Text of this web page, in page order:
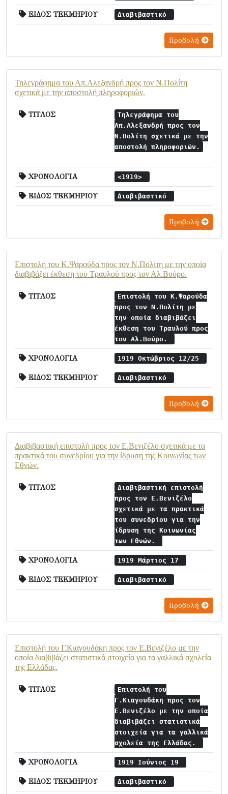
ΕΙΔΟΣ ΤΕΚΜΗΡΙΟΥ Διαβιβαστικό
Προβολή
Τηλεγράφημα του Απ.Αλεξανδρή προς τον Ν.Πολίτη
σχετικά με την αποστολή πληροφοριών.
ΤΙΤΛΟΣ
Τηλεγράφημα του
Απ.Αλεξανδρή προς τον
Ν.Πολίτη σχετικά με την
αποστολή πληροφοριών.
ΧΡΟΝΟΛΟΓΙΑ <1919>
ΕΙΔΟΣ ΤΕΚΜΗΡΙΟΥ Διαβιβαστικό
Προβολή
Επιστολή του Κ.Ψαρούδα προς τον Ν.Πολίτη με την οποία
διαβιβάζει έκθεση του Τραυλού προς τον Αλ.Βούρο.
ΤΙΤΛΟΣ
Επιστολή του Κ.Ψαρούδα
προς τον Ν.Πολίτη με
την οποία διαβιβάζει
έκθεση του Τραυλού προς
τον Αλ.Βούρο.
ΧΡΟΝΟΛΟΓΙΑ 1919 Οκτώβριος 12/25
ΕΙΔΟΣ ΤΕΚΜΗΡΙΟΥ Διαβιβαστικό
Προβολή
Διαβιβαστική επιστολή προς τον Ε.Βενιζέλο σχετικά με τα
πρακτικά του συνεδρίου για την ίδρυση της Κοινωνίας των
Εθνών.
ΤΙΤΛΟΣ
Διαβιβαστική επιστολή
προς τον Ε.Βενιζέλο
σχετικά με τα πρακτικά
του συνεδρίου για την
ίδρυση της Κοινωνίας
των Εθνών.
ΧΡΟΝΟΛΟΓΙΑ 1919 Μάρτιος 17
ΕΙΔΟΣ ΤΕΚΜΗΡΙΟΥ Διαβιβαστικό
Προβολή
Επιστολή του Γ.Κιαγουδάκη προς τον Ε.Βενιζέλο με την
οποία διαβιβάζει στατιστικά στοιχεία για τα γαλλικά σχολεία
της Ελλάδας.
ΤΙΤΛΟΣ
Επιστολή του
Γ.Κιαγουδάκη προς τον
Ε.Βενιζέλο με την οποία
διαβιβάζει στατιστικά
στοιχεία για τα γαλλικά
σχολεία της Ελλάδας.
ΧΡΟΝΟΛΟΓΙΑ 1919 Ιούνιος 19
ΕΙΔΟΣ ΤΕΚΜΗΡΙΟΥ Διαβιβαστικό